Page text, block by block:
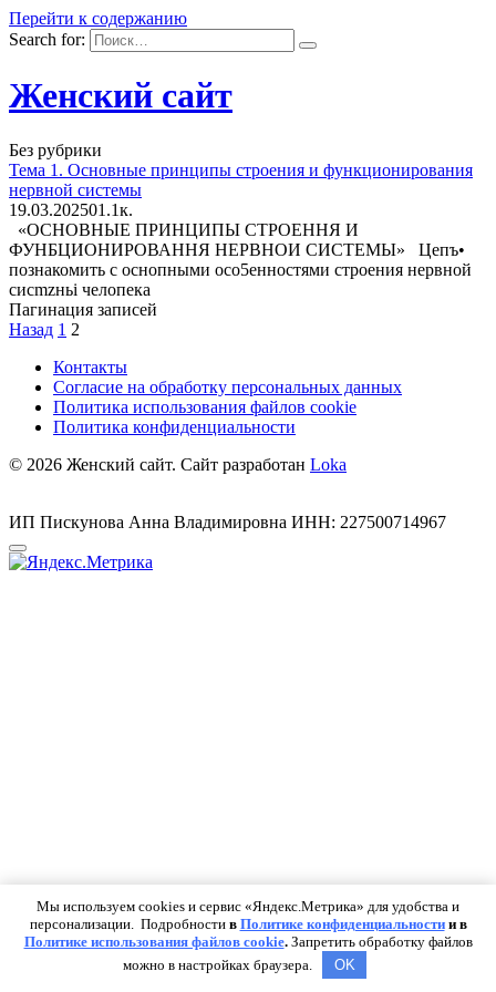
Перейти к содержанию
Search for:
Женский сайт
Без рубрики
Тема 1. Основные принципы строения и функционирования
нервной системы
19.03.202501.1к.
«ОСНОВНЫЕ ПРИНЦИПЫ СТРОЕННЯ И
ФУНБЦИОНИРОВАННЯ НЕРВНОИ СИСТЕМЫ» Цепъ•
познакомить с оснопными осо5енностями строения нервной
cиcmzньі челопека
Пагинация записей
Назад 1 2
Контакты
Согласие на обработку персональных данных
Политика использования файлов cookie
Политика конфиденциальности
© 2026 Женский сайт. Сайт разработан Loka
ИП Пискунова Анна Владимировна ИНН: 227500714967
Мы используем cookies и сервис «Яндекс.Метрика» для удобства и
персонализации. Подробностив Политике конфиденциальностии в
Политике использования файлов cookie.Запретить обработку файлов
можно в настройках браузера.
OK